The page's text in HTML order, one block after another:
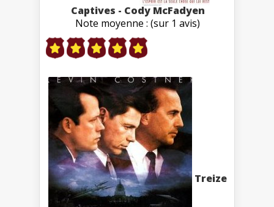
Captives - Cody McFadyen
Note moyenne : (sur 1 avis)
Treize